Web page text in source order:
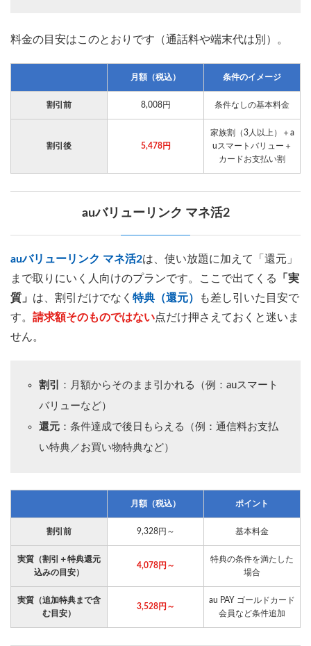
料金の目安はこのとおりです（通話料や端末代は別）。
月額（税込） 条件のイメージ
割引前 8,008円 条件なしの基本料金
割引後 5,478円
家族割（3人以上）＋a
uスマートバリュー＋
カードお支払い割
auバリューリンク マネ活2
auバリューリンク マネ活2は、使い放題に加えて「還元」
まで取りにいく人向けのプランです。ここで出てくる
「実
質」 は、割引だけでなく 特典（還元）
も差し引いた目安で
す。 請求額そのものではない点だけ押さえておくと迷いま
せん。
割引
：月額からそのまま引かれる（例：auスマート
バリューなど）
還元 ：条件達成で後日もらえる（例：通信料お支払
い特典／お買い物特典など）
月額（税込） ポイント
割引前 9,328円～ 基本料金
実質（割引＋特典還元
込みの目安）
4,078円～
特典の条件を満たした
場合
実質（追加特典まで含
む目安）
3,528円～
au PAY ゴールドカード
会員など条件追加